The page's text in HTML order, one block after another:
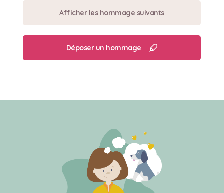
Afficher les hommage suivants
Déposer un hommage